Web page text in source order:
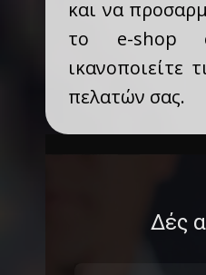
και να
το e-shop
ικανοποιείτε
πελατών σας.
Δές